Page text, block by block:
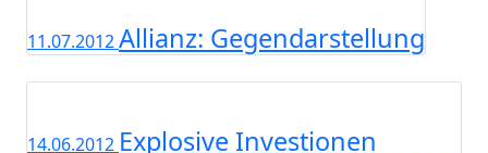
11.07.2012Allianz: Gegendarstellung
14.06.2012 Explosive Investionen